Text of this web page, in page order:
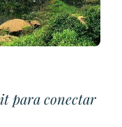
para conectar